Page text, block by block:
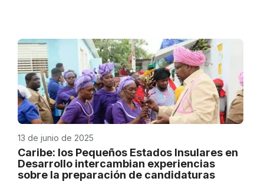
13 de junio de 2025
Caribe: los Pequeños Estados Insulares en
Desarrollo intercambian experiencias
sobre la preparación de candidaturas